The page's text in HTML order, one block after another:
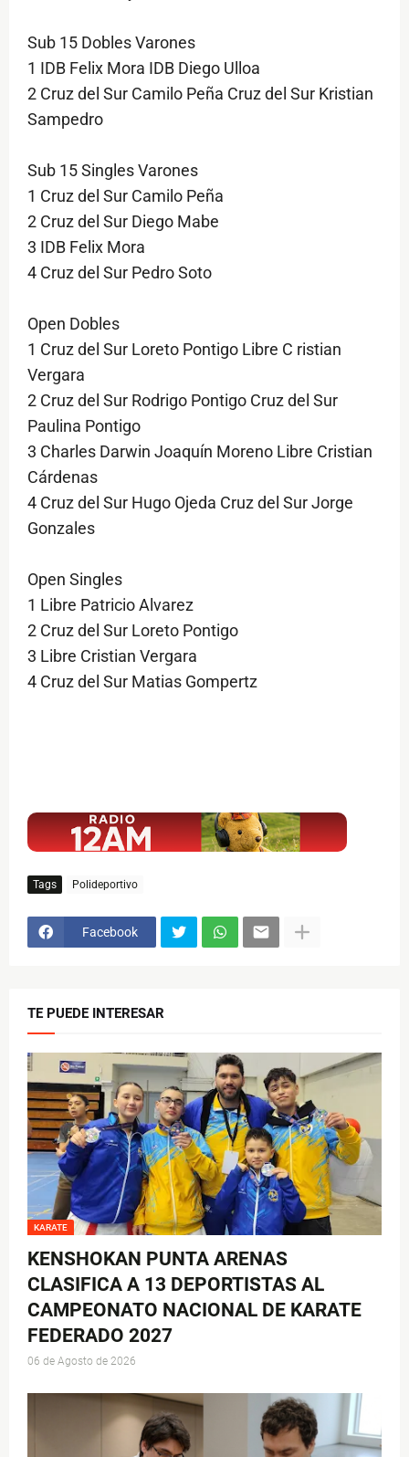
Sub 15 Dobles Varones
1 IDB Felix Mora IDB Diego Ulloa
2 Cruz del Sur Camilo Peña Cruz del Sur Kristian
Sampedro
Sub 15 Singles Varones
1 Cruz del Sur Camilo Peña
2 Cruz del Sur Diego Mabe
3 IDB Felix Mora
4 Cruz del Sur Pedro Soto
Open Dobles
1 Cruz del Sur Loreto Pontigo Libre C ristian
Vergara
2 Cruz del Sur Rodrigo Pontigo Cruz del Sur
Paulina Pontigo
3 Charles Darwin Joaquín Moreno Libre Cristian
Cárdenas
4 Cruz del Sur Hugo Ojeda Cruz del Sur Jorge
Gonzales
Open Singles
1 Libre Patricio Alvarez
2 Cruz del Sur Loreto Pontigo
3 Libre Cristian Vergara
4 Cruz del Sur Matias Gompertz
Tags Polideportivo
Facebook
TE PUEDE INTERESAR
KARATE
KENSHOKAN PUNTA ARENAS
CLASIFICA A 13 DEPORTISTAS AL
CAMPEONATO NACIONAL DE KARATE
FEDERADO 2027
06 de Agosto de 2026